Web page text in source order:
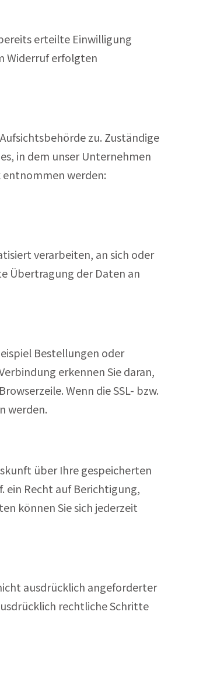
erteilte Einwilligung
Widerruf erfolgten
zu. Zuständige
in dem unser Unternehmen
werden:
verarbeiten, an sich oder
Übertragung der Daten an
Bestellungen oder
erkennen Sie daran,
Wenn die SSL- bzw.
werden.
über Ihre gespeicherten
ein Recht auf Berichtigung,
können Sie sich jederzeit
ausdrücklich angeforderter
rechtliche Schritte